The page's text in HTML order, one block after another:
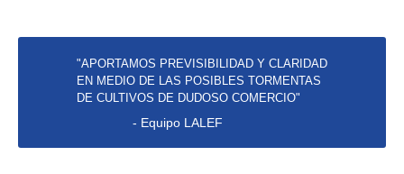
"APORTAMOS PREVISIBILIDAD Y CLARIDAD
EN MEDIO DE LAS POSIBLES TORMENTAS
DE CULTIVOS DE DUDOSO COMERCIO"
- Equipo LALEF